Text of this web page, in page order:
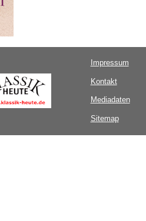
Impressum
Kontakt
Mediadaten
Sitemap